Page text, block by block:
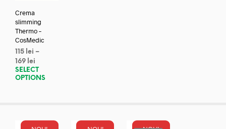
Crema
slimming
Thermo –
CosMedic
115 lei –
169 lei
SELECT
OPTIONS